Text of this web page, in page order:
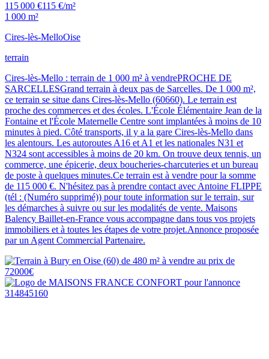
115 000 €115 €/m²
1 000 m²
Cires-lès-MelloOise
terrain
Cires-lès-Mello : terrain de 1 000 m² à vendrePROCHE DE
SARCELLESGrand terrain à deux pas de Sarcelles. De 1 000 m²,
ce terrain se situe dans Cires-lès-Mello (60660). Le terrain est
proche des commerces et des écoles. L'École Élémentaire Jean de la
Fontaine et l'École Maternelle Centre sont implantées à moins de 10
minutes à pied. Côté transports, il y a la gare Cires-lès-Mello dans
les alentours. Les autoroutes A16 et A1 et les nationales N31 et
N324 sont accessibles à moins de 20 km. On trouve deux tennis, un
commerce, une épicerie, deux boucheries-charcuteries et un bureau
de poste à quelques minutes.Ce terrain est à vendre pour la somme
de 115 000 €. N'hésitez pas à prendre contact avec Antoine FLIPPE
(tél : (Numéro supprimé)) pour toute information sur le terrain, sur
les démarches à suivre ou sur les modalités de vente. Maisons
Balency Baillet-en-France vous accompagne dans tous vos projets
immobiliers et à toutes les étapes de votre projet.Annonce proposée
par un Agent Commercial Partenaire.